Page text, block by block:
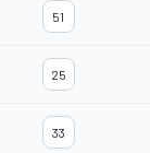
51
25
33